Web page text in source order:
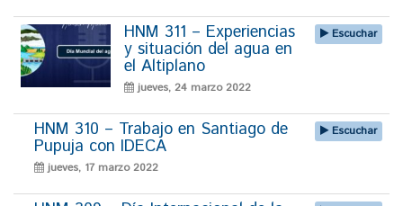
HNM 311 – Experiencias
y situación del agua en
el Altiplano
jueves, 24 marzo 2022
Escuchar
HNM 310 – Trabajo en Santiago de
Pupuja con IDECA
jueves, 17 marzo 2022
Escuchar